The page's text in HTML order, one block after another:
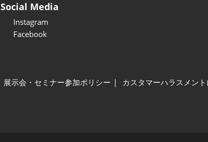
Social Media
Instagram
Facebook
展示会・セミナー参加ポリシー
カスタマーハラスメン